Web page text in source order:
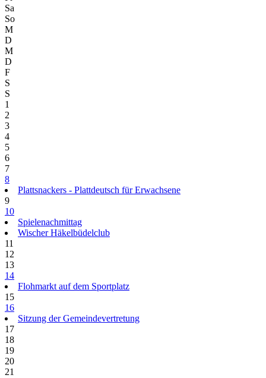
Sa
So
M
D
M
D
F
S
S
1
2
3
4
5
6
7
8
Plattsnackers - Plattdeutsch für Erwachsene
9
10
Spielenachmittag
Wischer Häkelbüdelclub
11
12
13
14
Flohmarkt auf dem Sportplatz
15
16
Sitzung der Gemeindevertretung
17
18
19
20
21